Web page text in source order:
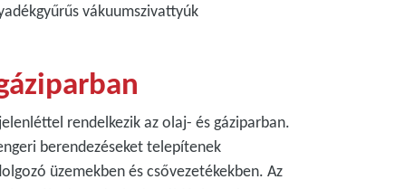
vákuumszivattyúk
rendelkezik az olaj- és gáziparban.
berendezéseket telepítenek
üzemekben és csővezetékekben. Az